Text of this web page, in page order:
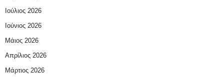
Ιούλιος 2026
Ιούνιος 2026
Μάιος 2026
Απρίλιος 2026
Μάρτιος 2026